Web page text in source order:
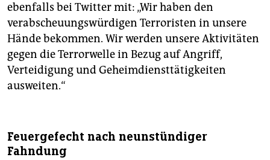
ebenfalls bei Twitter mit: „Wir haben den
verabscheuungswürdigen Terroristen in unsere
Hände bekommen. Wir werden unsere Aktivitäten
gegen die Terrorwelle in Bezug auf Angriff,
Verteidigung und Geheimdiensttätigkeiten
ausweiten.“
Feuergefecht nach neunstündiger
Fahndung